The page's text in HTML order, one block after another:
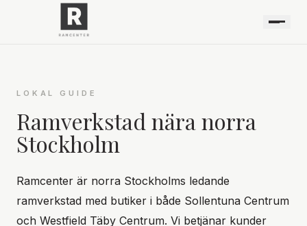
LOKAL GUIDE
Ramverkstad näranorra
Stockholm
Ramcenter är norra Stockholms ledande
ramverkstad med butiker i både Sollentuna Centrum
och Westfield Täby Centrum. Vi betjänar kunder